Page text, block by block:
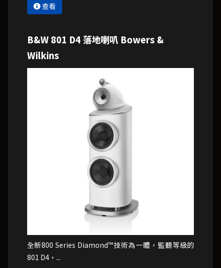
查看
全新800 Series Diamond™技術為一體，監聽等級的
801 D4，...
B&W 801 D4 落地喇叭 Bowers &
Wilkins